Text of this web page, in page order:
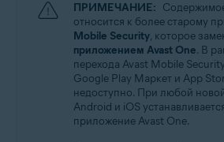
Avast Mobile Security
Avast Mobile Security Premium
Avast Mobile Security Ultimate
Операционные системы:
Android и iOS
ПРИМЕЧАНИЕ:
относится к более старому
Mobile Security, которое
приложением Avast One. В
перехода Avast Mobile
Google Play Маркет и App
недоступно. При любой
Android и iOS
приложение Avast One.